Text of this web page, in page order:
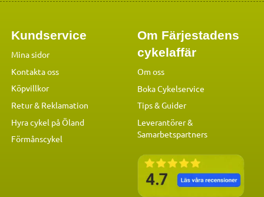
Kundservice
Mina sidor
Kontakta oss
Köpvillkor
Retur & Reklamation
Hyra cykel på Öland
Förmånscykel
Om Färjestadens
cykelaffär
Om oss
Boka Cykelservice
Tips & Guider
Leverantörer &
Samarbetspartners